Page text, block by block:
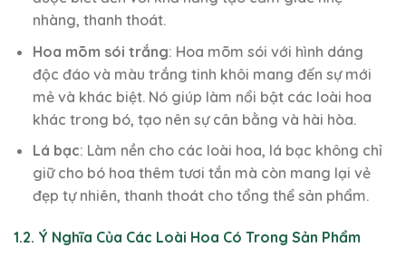
nhàng, thanh thoát.
Hoa mõm sói trắng: Hoa mõm sói với hình dáng
độc đáo và màu trắng tinh khôi mang đến sự mới
mẻ và khác biệt. Nó giúp làm nổi bật các loài hoa
khác trong bó, tạo nên sự cân bằng và hài hòa.
Lá bạc: Làm nền cho các loài hoa, lá bạc không chỉ
giữ cho bó hoa thêm tươi tắn mà còn mang lại vẻ
đẹp tự nhiên, thanh thoát cho tổng thể sản phẩm.
1.2. Ý Nghĩa Của Các Loài Hoa Có Trong Sản Phẩm